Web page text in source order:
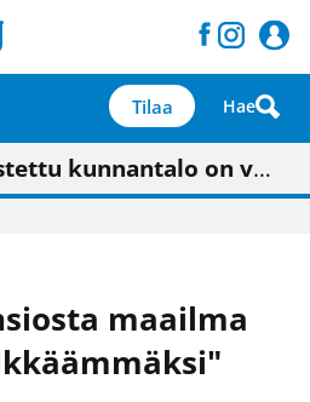
Tilaa Hae
pitäisi näkyä hieman parempana painojäljen laatuna lehdessä
kunnantalo on valoisa
uudelleen keskustavisiotyön”
elämään omavaraisemmin kuin kaupungissa"
maailma